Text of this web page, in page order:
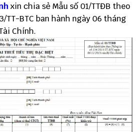
xin chia sẻ Mẫu số 01/TTĐB theo
TT-BTC ban hành ngày 06 tháng
Chính.